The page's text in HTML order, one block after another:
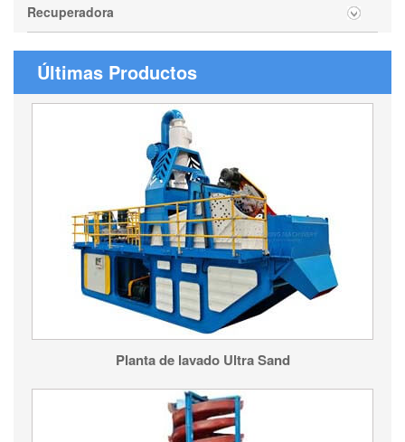
Recuperadora
Últimas Productos
Planta de lavado Ultra Sand